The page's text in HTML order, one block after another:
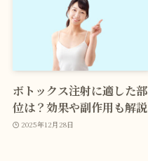
ボトックス注射に適した部
位は？効果や副作用も解説
2025年12月28日